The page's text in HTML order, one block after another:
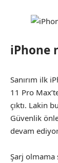
iPhone
Sanırım ilk
11 Pro
çıktı. Lakin
Güvenlik
devam
Şarj olmama